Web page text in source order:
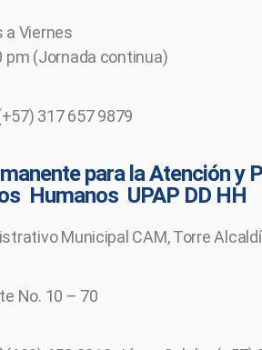
a Viernes
pm (Jornada continua)
317 657 9879
para la Atención y
Humanos UPAP DD HH
Municipal CAM, Torre
No. 10 – 70